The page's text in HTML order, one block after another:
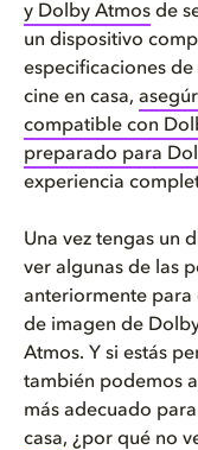
y Dolby Atmos de
un dispositivo
especificaciones
cine en casa,
compatible con
preparado para
experiencia
Una vez tengas un
ver algunas de las
anteriormente para
de imagen de
Atmos. Y si estás
también podemos
más adecuado
casa, ¿por qué no